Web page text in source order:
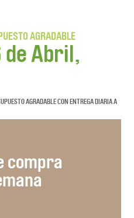
AGRADABLE
de Abril,
AGRADABLE CON ENTREGA DIARIA A
compra